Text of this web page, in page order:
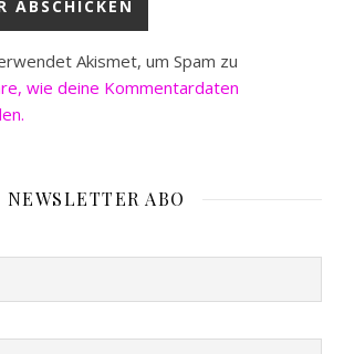
Akismet, um Spam zu
wie deine Kommentardaten
NEWSLETTER ABO